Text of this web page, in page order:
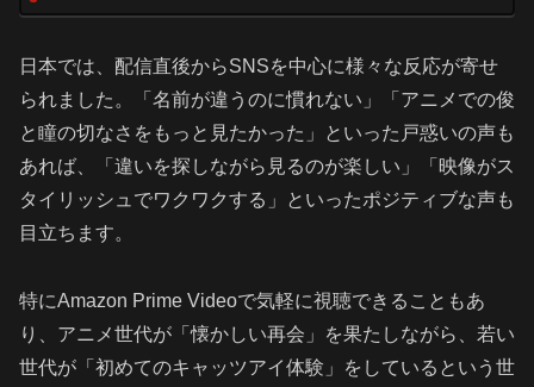
日本では、配信直後からSNSを中心に様々な反応が寄せ
られました。「名前が違うのに慣れない」「アニメでの俊
と瞳の切なさをもっと見たかった」といった戸惑いの声も
あれば、「違いを探しながら見るのが楽しい」「映像がス
タイリッシュでワクワクする」といったポジティブな声も
目立ちます。
特にAmazon Prime Videoで気軽に視聴できることもあ
り、アニメ世代が「懐かしい再会」を果たしながら、若い
世代が「初めてのキャッツアイ体験」をしているという世